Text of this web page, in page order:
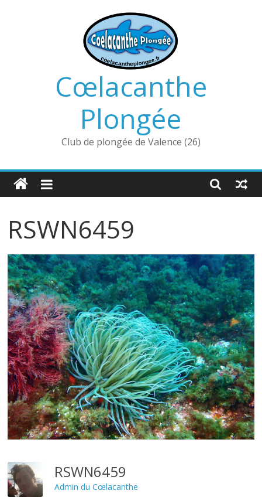
Cœlacanthe
Plongée
Club de plongée de Valence (26)
RSWN6459
RSWN6459
Admin du Cœlacanthe